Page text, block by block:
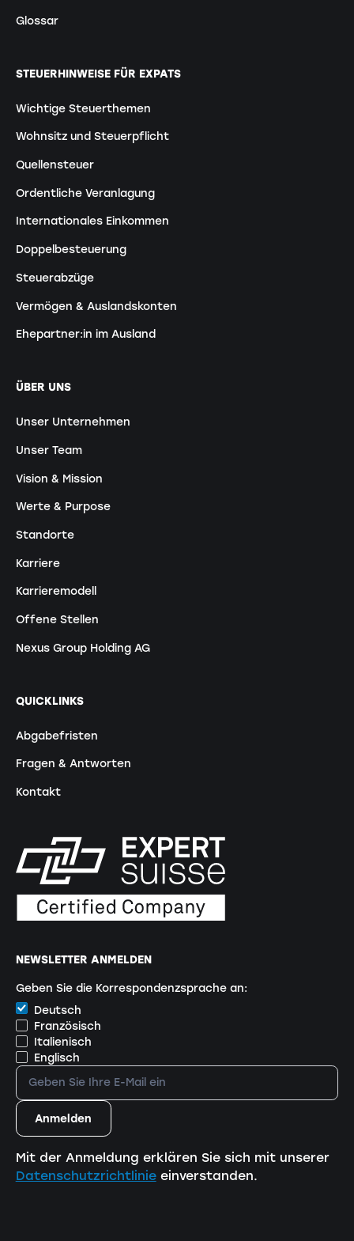
Glossar
STEUERHINWEISE FÜR EXPATS
Wichtige Steuerthemen
Wohnsitz und Steuerpflicht
Quellensteuer
Ordentliche Veranlagung
Internationales Einkommen
Doppelbesteuerung
Steuerabzüge
Vermögen & Auslandskonten
Ehepartner:in im Ausland
ÜBER UNS
Unser Unternehmen
Unser Team
Vision & Mission
Werte & Purpose
Standorte
Karriere
Karrieremodell
Offene Stellen
Nexus Group Holding AG
QUICKLINKS
Abgabefristen
Fragen & Antworten
Kontakt
NEWSLETTER ANMELDEN
Geben Sie die Korrespondenzsprache an:
Deutsch
Französisch
Italienisch
Englisch
Mit der Anmeldung erklären Sie sich mit unserer
Datenschutzrichtlinieeinverstanden.